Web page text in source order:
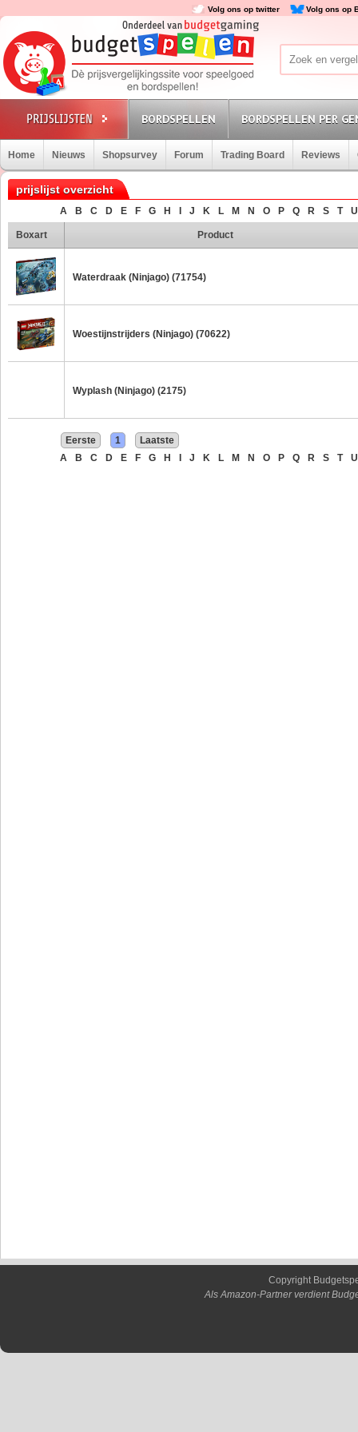
Volg ons op twitter Volg ons op
BORDSPELLEN BORDSPELLEN PER
Home Nieuws Shopsurvey Forum Trading Board Reviews
prijslijst overzicht
A B C D E F G H J K L M N O P Q R S T U
Boxart Product
Waterdraak (Ninjago) (71754)
Woestijnstrijders (Ninjago) (70622)
Wyplash (Ninjago) (2175)
Eerste 1
Laatste
A
B C D E F G H J K L M N O P Q R S T U
Copyright
Als Amazon-Partner verdient